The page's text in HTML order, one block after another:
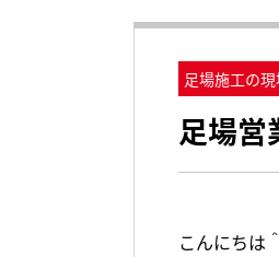
足場施工の
足場営
こんにちは